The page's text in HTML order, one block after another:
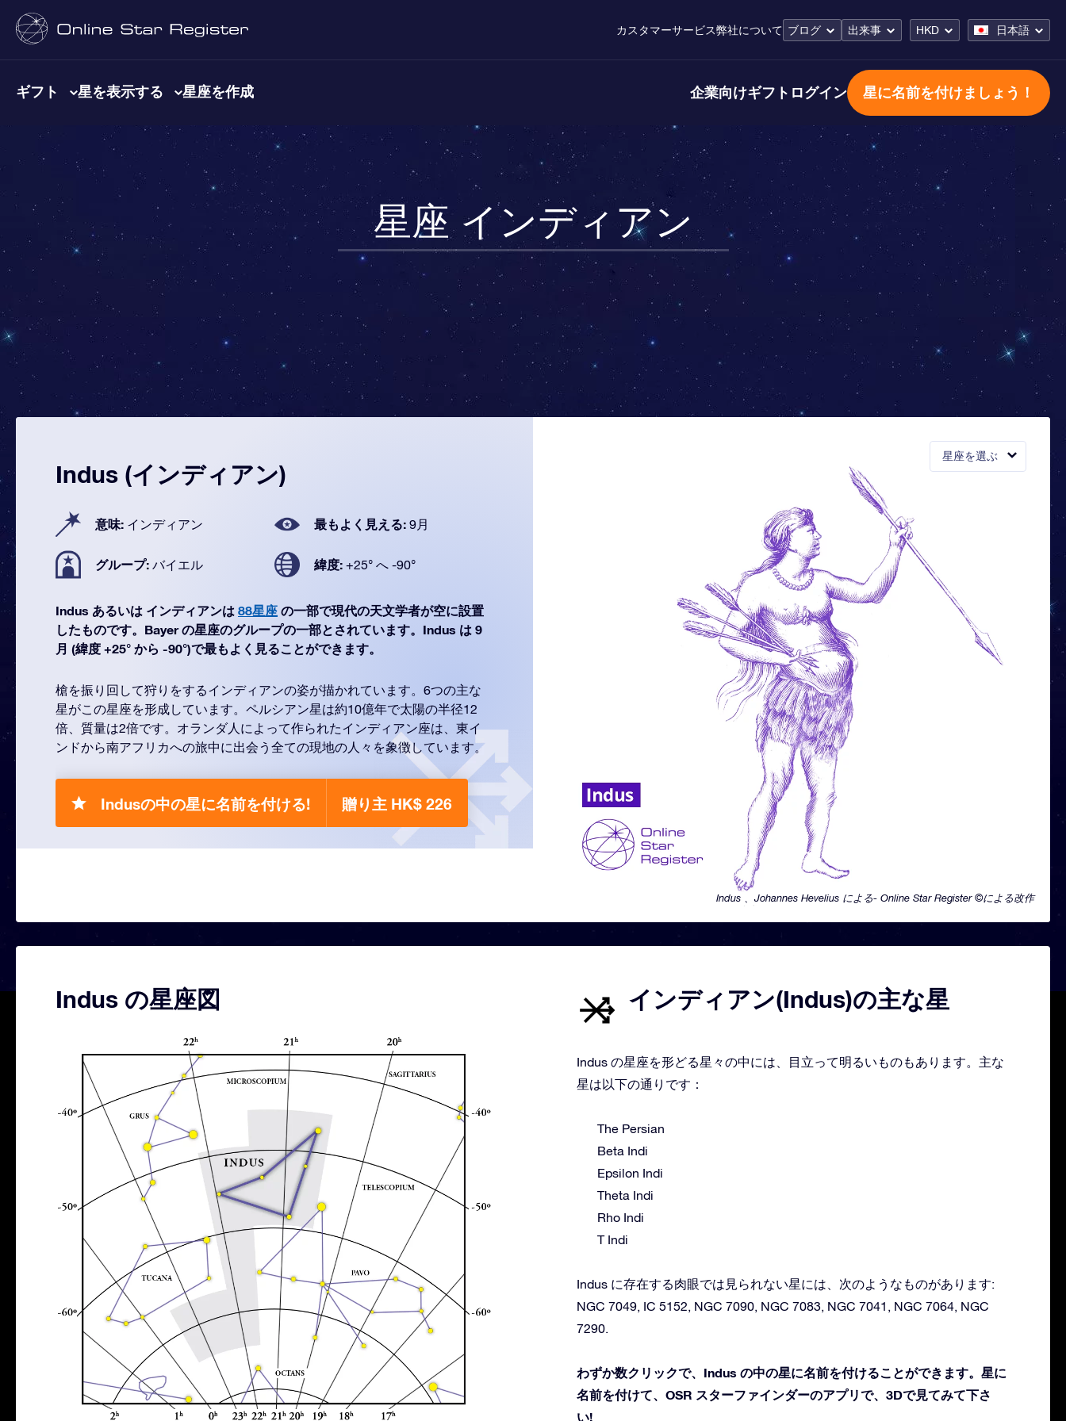
カスタマーサービス弊社について ブログ 出来事 HKD 日本語
ギフト 星を表示する 星座を作成 企業向けギフト ログイン 星に名前を付けましょう！
星座 インディアン
星座を選ぶ
Indus 、Johannes Hevelius による- Online Star Register ©による改作
Indus (インディアン)
意味: インディアン 最もよく見える: 9月
グループ: バイエル 緯度: +25° へ -90°
Indus あるいは インディアンは 88星座 の一部で現代の天文学者が空に設置
したものです。Bayer の星座のグループの一部とされています。Indus は 9
月 (緯度 +25° から -90°)で最もよく見ることができます。
槍を振り回して狩りをするインディアンの姿が描かれています。6つの主な
星がこの星座を形成しています。ペルシアン星は約10億年で太陽の半径12
倍、質量は2倍です。オランダ人によって作られたインディアン座は、東イ
ンドから南アフリカへの旅中に出会う全ての現地の人々を象徴しています。
Indusの中の星に名前を付ける! 贈り主 HK$ 226
Indus の星座図 インディアン(Indus)の主な星
Indus の星座を形どる星々の中には、目立って明るいものもあります。主な
星は以下の通りです：
The Persian
Beta Indi
Epsilon Indi
Theta Indi
Rho Indi
T Indi
Indus に存在する肉眼では見られない星には、次のようなものがあります:
NGC 7049, IC 5152, NGC 7090, NGC 7083, NGC 7041, NGC 7064, NGC
7290.
わずか数クリックで、Indus の中の星に名前を付けることができます。星に
名前を付けて、OSR スターファインダーのアプリで、3Dで見てみて下さ
い!